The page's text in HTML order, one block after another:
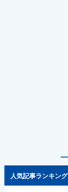
人気記事ランキング